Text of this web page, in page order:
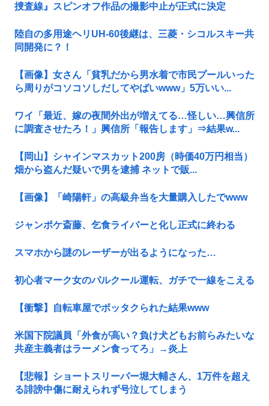
捜査線』スピンオフ作品の撮影中止が正式に決定
陸自の多用途ヘリUH-60後継は、三菱・シコルスキー共
同開発に？！
【画像】女さん「貧乳だから男水着で市民プールいった
ら周りがコソコソしだしてやばいwww」5万いい...
ワイ「最近、嫁の夜間外出が増えてる…怪しい…興信所
に調査させたろ！」興信所「報告します」⇒結果w...
【岡山】シャインマスカット200房（時価40万円相当）
畑から盗んだ疑いで男を逮捕 ネットで販...
【画像】「崎陽軒」の高級弁当を大量購入したでwww
ジャンポケ斎藤、乞食ライバーと化し正式に終わる
スマホから謎のレーザーが出るようになった…
初心者マーク女のパルクール運転、ガチで一線をこえる
【衝撃】自転車屋でボッタクられた結果www
米国下院議員「外食が高い？負け犬どもお前らみたいな
共産主義者はラーメン食ってろ」→炎上
【悲報】ショートスリーパー堀大輔さん、1万件を超え
る誹謗中傷に耐えられず号泣してしまう